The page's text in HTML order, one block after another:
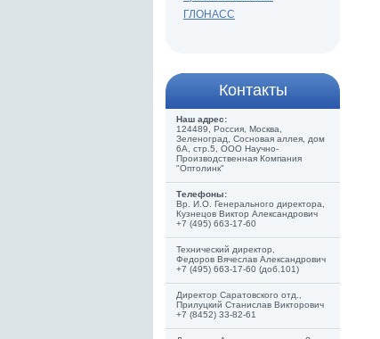
ГЛОНАСС
Контакты
Наш адрес:
124489, Россия, Москва,
Зеленоград, Сосновая аллея, дом
6А, стр.5, ООО Научно-
Производственная Компания
"Оптолинк"
Телефоны:
Вр. И.О. Генерального директора,
Кузнецов Виктор Александрович
+7 (495) 663-17-60
Технический директор,
Федоров Вячеслав Александрович
+7 (495) 663-17-60 (доб.101)
Директор Саратовского отд.,
Прилуцкий Станислав Викторович
+7 (8452) 33-82-61